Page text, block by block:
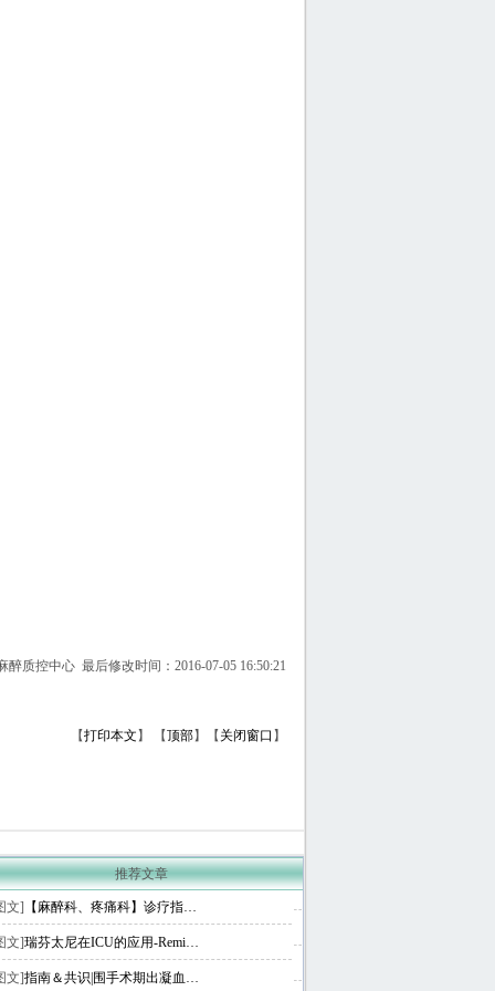
醉质控中心 最后修改时间：2016-07-05 16:50:21
【打印本文 】 【顶部】【 关闭窗口 】
推荐文章
文] 【麻醉科、疼痛科】诊疗指…
文]瑞芬太尼在ICU的应用-Remi…
文]指南＆共识|围手术期出凝血…